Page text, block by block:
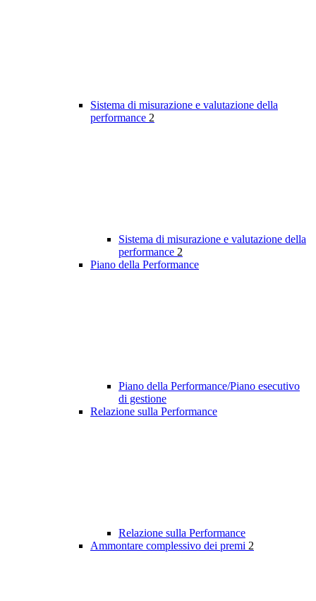
Sistema di misurazione e valutazione della
performance 2
Sistema di misurazione e valutazione della
performance 2
Piano della Performance
Piano della Performance/Piano esecutivo
di gestione
Relazione sulla Performance
Relazione sulla Performance
Ammontare complessivo dei premi 2